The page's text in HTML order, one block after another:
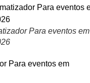
Para eventos em
Para eventos em